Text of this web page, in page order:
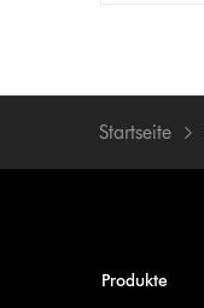
Startseite
Produkte